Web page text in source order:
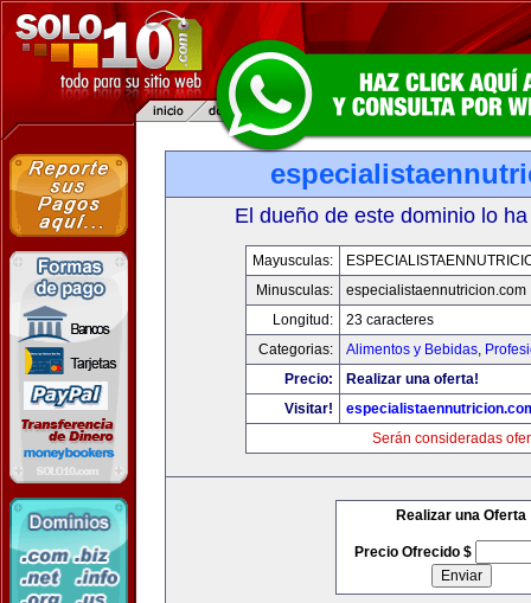
El dueño de este dominio lo
Mayusculas:
Minusculas:
especialistaennutricion.com
Longitud:
23 caracteres
Categorias:
Alimentos y Bebidas,
Precio:
Realizar una oferta!
Visitar!
Serán consideradas
Realizar una Oferta
Precio Ofrecido $